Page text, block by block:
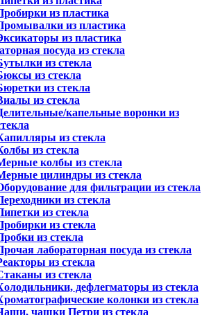
из пластика
из пластика
из пластика
посуда из стекла
из стекла
из стекла
из стекла
из стекла
капельные воронки из
из стекла
из стекла
колбы из стекла
цилиндры из стекла
для фильтрации из стекла
из стекла
из стекла
из стекла
из стекла
лабораторная посуда из стекла
из стекла
из стекла
дефлегматоры из стекла
колонки из стекла
чашки Петри из стекла